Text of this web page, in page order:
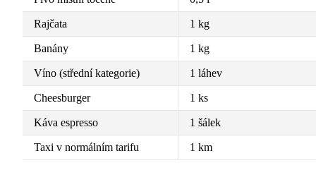
Rajčata 1 kg
Banány 1 kg
Víno (střední kategorie) 1 láhev
Cheesburger 1 ks
Káva espresso 1 šálek
Taxi v normálním tarifu 1 km